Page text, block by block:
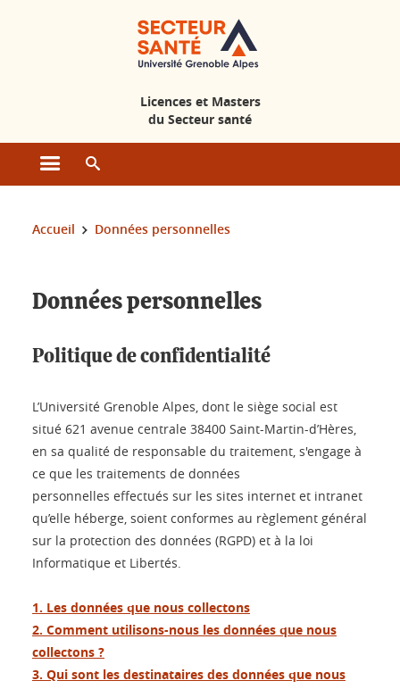
Licences et Masters
du Secteur santé
Ouvrir le menu principal
Vous êtes ici :
Accueil Données personnelles
Données personnelles
Politique de confidentialité
L’Université Grenoble Alpes, dont le siège social est
situé 621 avenue centrale 38400 Saint-Martin-d’Hères,
en sa qualité de responsable du traitement, s'engage à
ce que les traitements de données
personnelles effectués sur les sites internet et intranet
qu’elle héberge, soient conformes au règlement général
sur la protection des données (RGPD) et à la loi
Informatique et Libertés.
1. Les données que nous collectons
2. Comment utilisons-nous les données que nous
collectons ?
3. Qui sont les destinataires des données que nous